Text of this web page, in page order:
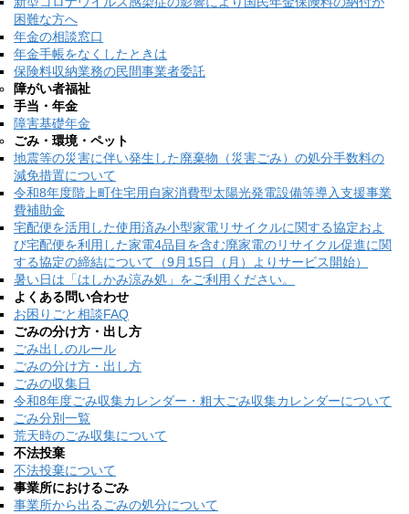
困難な方へ
年金の相談窓口
年金手帳をなくしたときは
保険料収納業務の民間事業者委託
障がい者福祉
手当・年金
障害基礎年金
ごみ・環境・ペット
地震等の災害に伴い発生した廃棄物（災害ごみ）の処分手数料の
減免措置について
令和8年度階上町住宅用自家消費型太陽光発電設備等導入支援事業
費補助金
宅配便を活用した使用済み小型家電リサイクルに関する協定およ
び宅配便を利用した家電4品目を含む廃家電のリサイクル促進に関
する協定の締結について（9月15日（月）よりサービス開始）
暑い日は「はしかみ涼み処」をご利用ください。
よくある問い合わせ
お困りごと相談FAQ
ごみの分け方・出し方
ごみ出しのルール
ごみの分け方・出し方
ごみの収集日
令和8年度ごみ収集カレンダー・粗大ごみ収集カレンダーについて
ごみ分別一覧
荒天時のごみ収集について
不法投棄
不法投棄について
事業所におけるごみ
事業所から出るごみの処分について